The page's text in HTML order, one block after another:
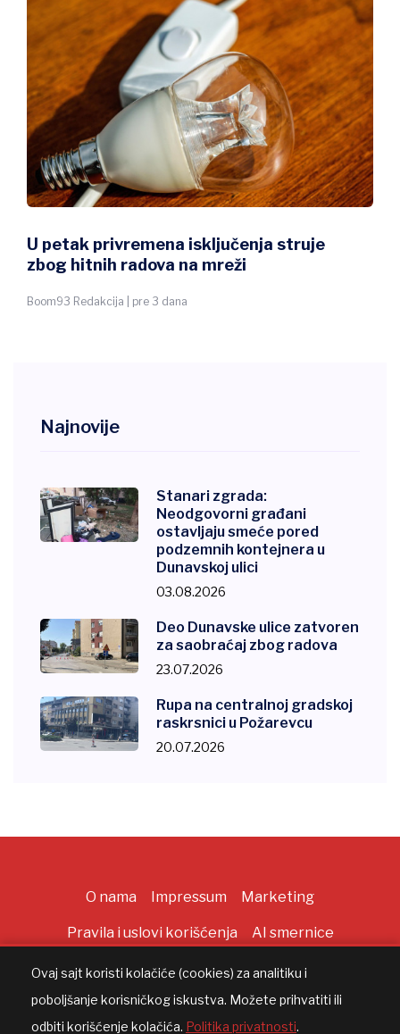
U petak privremena isključenja struje
zbog hitnih radova na mreži
Boom93 Redakcija | pre 3 dana
Najnovije
Stanari zgrada:
Neodgovorni građani
ostavljaju smeće pored
podzemnih kontejnera u
Dunavskoj ulici
03.08.2026
Deo Dunavske ulice zatvoren
za saobraćaj zbog radova
23.07.2026
Rupa na centralnoj gradskoj
raskrsnici u Požarevcu
20.07.2026
O nama Impressum Marketing
Pravila i uslovi korišćenja AI smernice
Copyright © All rights reserved |
Ovaj sajt koristi kolačiće (cookies) za analitiku i
poboljšanje korisničkog iskustva. Možete prihvatiti ili
odbiti korišćenje kolačića. Politika privatnosti.